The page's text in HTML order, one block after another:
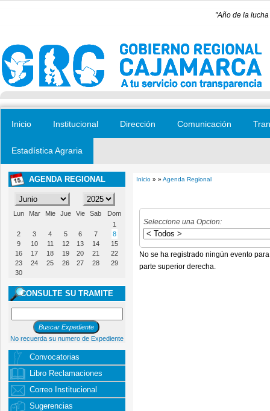
"Año de la
Inicio Institucional Dirección Comunicación
Estadística Agraria
AGENDA REGIONAL
Lun Mar Mie Jue Vie Sab
Dom
1
2
3 4 5 6 7
8
9
10 11 12 13 14
15
16
17 18 19 20 21
22
23
24 25 26 27 28
29
30
CONSULTE SU TRAMITE
No recuerda su numero de Expediente
Convocatorias
Libro Reclamaciones
Correo Institucional
Sugerencias
Inicio » » Agenda Regional
Seleccione una Opcion:
No se ha registrado ningún evento
parte superior derecha.